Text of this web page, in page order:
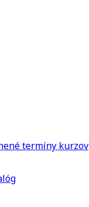
termíny kurzov